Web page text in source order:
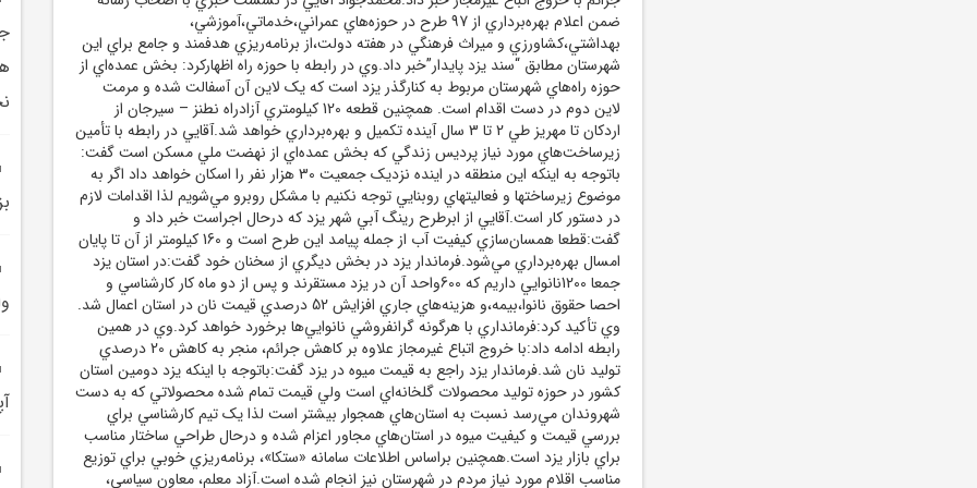
ضمن اعلام بهره‌برداري از 97 طرح در حوزه‌هاي عمراني،خدماتي،آموزشي،
بهداشتي،کشاورزي و ميراث فرهنگي در هفته دولت،از برنامه‌ريزي هدفمند و جامع براي اين
شهرستان مطابق “سند يزد پايدار”خبر داد.وي در رابطه با حوزه راه اظهارکرد: بخش عمده‌اي از
حوزه راه‌هاي شهرستان مربوط به کنارگذر يزد است که يک لاين آن آسفالت شده و مرمت
لاين دوم در دست اقدام است. همچنين قطعه 120 کيلومتري آزادراه نطنز – سيرجان از
اردکان تا مهريز طي 2 تا 3 سال آينده تکميل و بهره‌برداري خواهد شد.آقايي در رابطه با تأمين
زيرساخت‌هاي مورد نياز پرديس زندگي که بخش عمده‌اي از نهضت ملي مسکن است گفت:
باتوجه به اينکه اين منطقه در اينده نزديک جمعيت 30 هزار نفر را اسکان خواهد داد اگر به
موضوع زيرساختها و فعاليتهاي روبنايي توجه نکنيم با مشکل روبرو مي‌شويم لذا اقدامات لازم
در دستور کار است.آقايي از ابرطرح رينگ آبي شهر يزد که درحال اجراست خبر داد و
گفت:قطعا همسان‌سازي کيفيت آب از جمله پيامد اين طرح است و 160 کيلومتر از آن تا پايان
امسال بهره‌برداري مي‌شود.فرماندار يزد در بخش ديگري از سخنان خود گفت:در استان يزد
جمعا 1200نانوايي داريم که 600واحد آن در يزد مستقرند و پس از دو ماه کار کارشناسي و
احصا حقوق نانوا،بيمه،و هزينه‌هاي جاري افزايش 52 درصدي قيمت نان در استان اعمال شد.
وي تأکيد کرد:فرمانداري با هرگونه گرانفروشي نانوايي‌ها برخورد خواهد کرد.وي در همين
رابطه ادامه داد:با خروج اتباع غيرمجاز علاوه بر کاهش جرائم، منجر به کاهش 20 درصدي
توليد نان شد.فرماندار يزد راجع به قيمت ميوه در يزد گفت:باتوجه با اينکه يزد دومين استان
کشور در حوزه توليد محصولات گلخانه‌اي است ولي قيمت تمام شده محصولاتي که به دست
شهروندان مي‌رسد نسبت به استان‌هاي همجوار بيشتر است لذا يک تيم کارشناسي براي
بررسي قيمت و کيفيت ميوه در استان‌هاي مجاور اعزام شده و درحال طراحي ساختار مناسب
براي بازار يزد است.همچنين براساس اطلاعات سامانه «ستکا»، برنامه‌ريزي خوبي براي توزيع
مناسب اقلام مورد نياز مردم در شهرستان نيز انجام شده است.آزاد معلم، معاون سياسي،